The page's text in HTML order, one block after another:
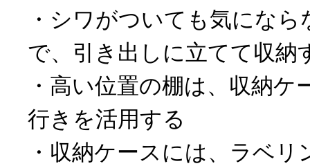
・シワがついても気にな
で、引き出しに立てて収納
・高い位置の棚は、収納ケ
行きを活用する
・収納ケースには、ラベ